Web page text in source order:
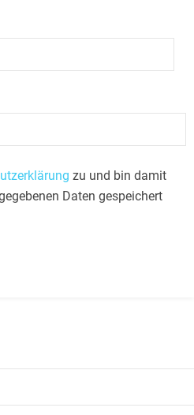
zu und bin damit
Daten gespeichert